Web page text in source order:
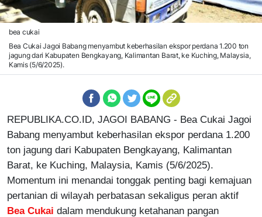
bea cukai
Bea Cukai Jagoi Babang menyambut keberhasilan ekspor perdana 1.200 ton
jagung dari Kabupaten Bengkayang, Kalimantan Barat, ke Kuching, Malaysia,
Kamis (5/6/2025).
REPUBLIKA.CO.ID, JAGOI BABANG - Bea Cukai Jagoi
Babang menyambut keberhasilan ekspor perdana 1.200
ton jagung dari Kabupaten Bengkayang, Kalimantan
Barat, ke Kuching, Malaysia, Kamis (5/6/2025).
Momentum ini menandai tonggak penting bagi kemajuan
pertanian di wilayah perbatasan sekaligus peran aktif
Bea Cukai dalam mendukung ketahanan pangan